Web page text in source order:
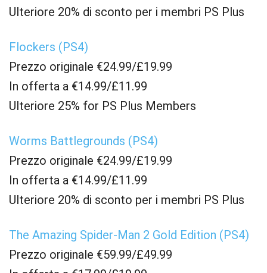
Ulteriore 20% di sconto per i membri PS Plus
Flockers (PS4)
Prezzo originale €24.99/£19.99
In offerta a €14.99/£11.99
Ulteriore 25% for PS Plus Members
Worms Battlegrounds (PS4)
Prezzo originale €24.99/£19.99
In offerta a €14.99/£11.99
Ulteriore 20% di sconto per i membri PS Plus
The Amazing Spider-Man 2 Gold Edition (PS4)
Prezzo originale €59.99/£49.99